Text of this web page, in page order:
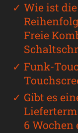
Wie ist
Freie
Funk-
Gibt es
6 Wochen